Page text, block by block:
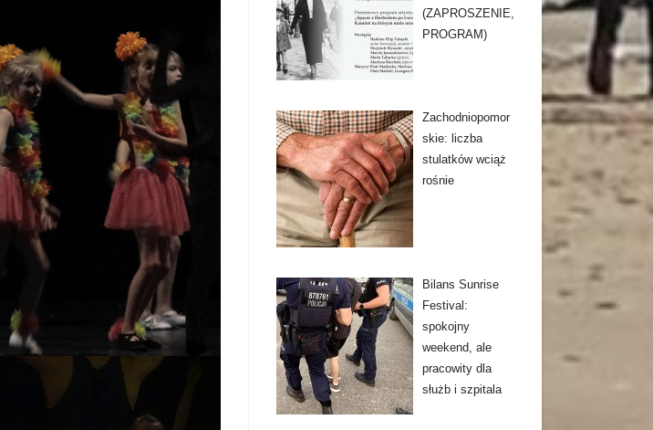
(ZAPROSZENIE,
PROGRAM)
Zachodniopomor
skie: liczba
stulatków wciąż
rośnie
Bilans Sunrise
Festival:
spokojny
weekend, ale
pracowity dla
służb i szpitala